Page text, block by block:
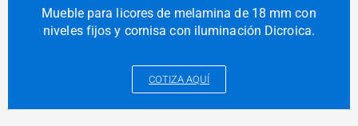
Mueble para licores de melamina de 18 mm con
niveles fijos y cornisa con iluminación Dicroica.
COTIZA AQUÍ